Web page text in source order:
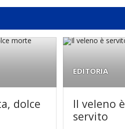
dolce
EDITORIA
Il veleno è
servito